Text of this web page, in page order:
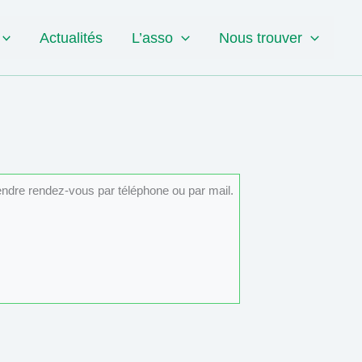
Actualités L’asso Nous trouver
rendez-vous par téléphone ou par mail.